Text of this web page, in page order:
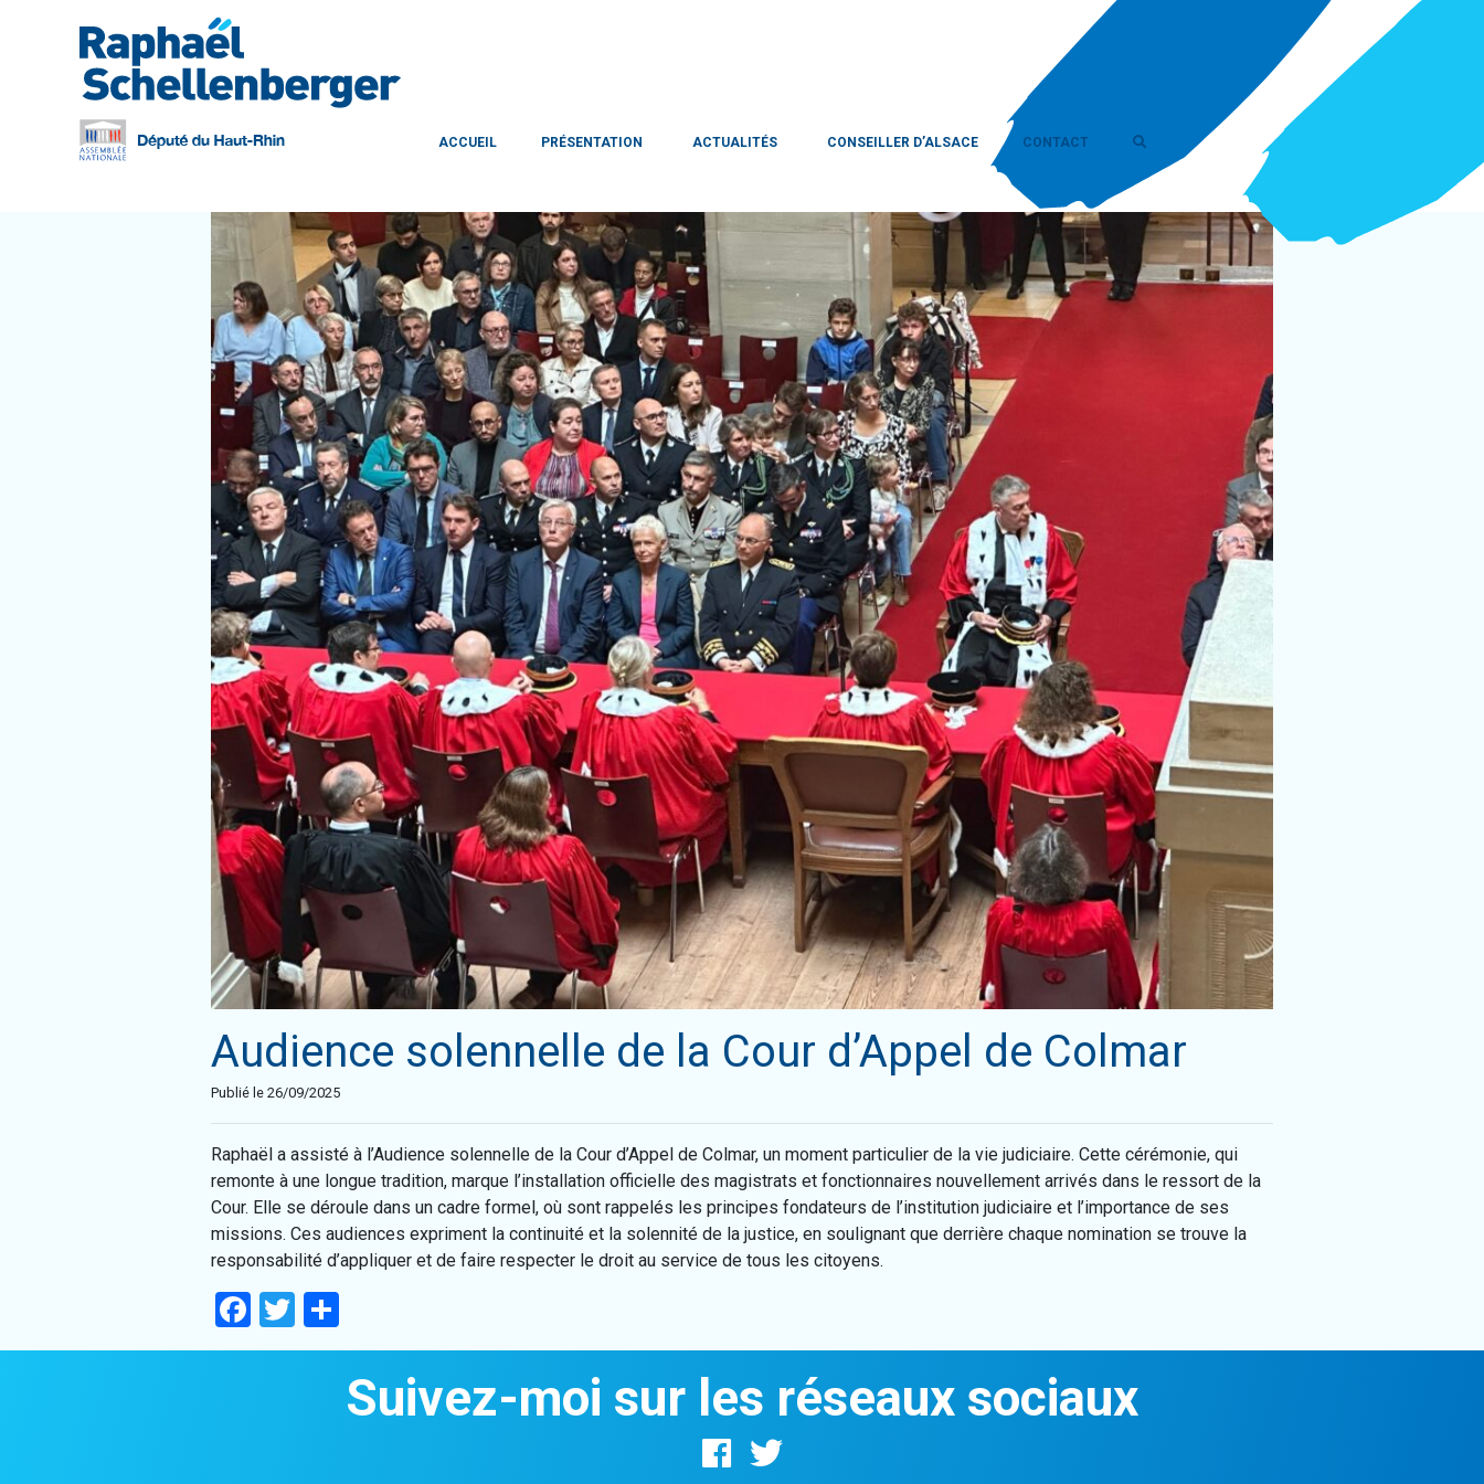
ACCUEIL PRÉSENTATION ACTUALITÉS CONSEILLER D’ALSACE CONTACT
Audience solennelle de la Cour d’Appel de Colmar
Publié le 26/09/2025
Raphaël a assisté à l’Audience solennelle de la Cour d’Appel de Colmar, un moment particulier de la vie judiciaire. Cette cérémonie, qui
remonte à une longue tradition, marque l’installation officielle des magistrats et fonctionnaires nouvellement arrivés dans le ressort de la
Cour. Elle se déroule dans un cadre formel, où sont rappelés les principes fondateurs de l’institution judiciaire et l’importance de ses
missions. Ces audiences expriment la continuité et la solennité de la justice, en soulignant que derrière chaque nomination se trouve la
responsabilité d’appliquer et de faire respecter le droit au service de tous les citoyens.
Facebook
Twitter
Suivez-moi sur les réseaux sociaux